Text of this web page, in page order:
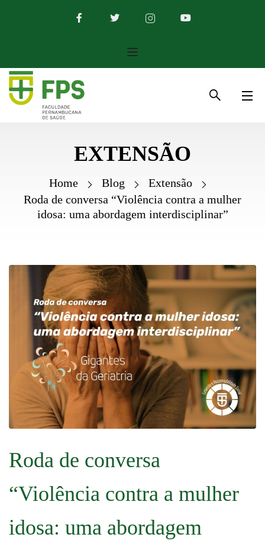
EXTENSÃO
Home Blog
Extensão
Roda de conversa “Violência contra a mulher
idosa: uma abordagem interdisciplinar”
Roda de conversa
“Violência contra a mulher
idosa: uma abordagem